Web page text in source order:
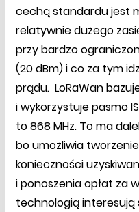
cechą standardu jest
relatywnie dużego
przy bardzo
(20 dBm) i co za tym
prądu. LoRaWan
i wykorzystuje pasmo
to 868 MHz. To ma
bo umożliwia
konieczności
i ponoszenia opłat za
technologią interesują